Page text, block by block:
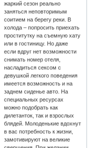
жаркий сезон реально
заняться неповторимым
соитием на берегу реки. В
холода – попросить приехать
проститутку на съемную хату
или в гостиницу. Но даже
если вдруг нет возможности
снимать номер отеля,
насладиться сексом с
девушкой легкого поведения
имеется возможность и на
заднем сиденье авто. На
специальных ресурсах
можно подобрать как
дилетанток, так и взрослых
блядей. Молоденькие вдохнут
в вас потребность к жизни,
замотивируют на великие